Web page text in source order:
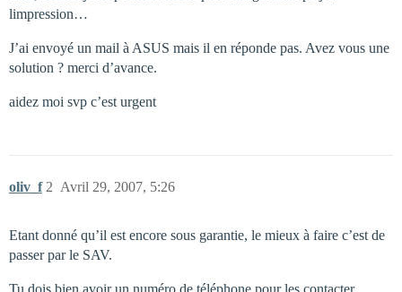
limpression…
J’ai envoyé un mail à ASUS mais il en réponde pas. Avez vous une
solution ? merci d’avance.
aidez moi svp c’est urgent
oliv_f Avril 29, 2007, 5:26
2
Etant donné qu’il est encore sous garantie, le mieux à faire c’est de
passer par le SAV.
Tu dois bien avoir un numéro de téléphone pour les contacter.